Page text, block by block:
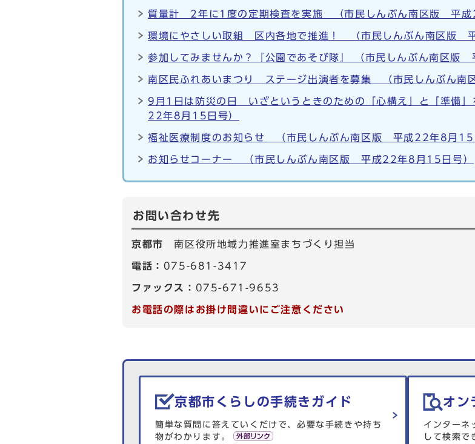
質量計 2年に1度の定期検査を実施 （市民しんぶん南区版 平成
環境にやさしい取組 区内各地で推進！ （市民しんぶん南区版
参加してみませんか？『公園であそび隊』 （市民しんぶん南区版
南区民ふれあいまつり ステージ出演者を募集 （市民しんぶん
9月1日は防災の日 いざというときのための「心構え」と「準備
22年8月15日号）
福祉医療制度のお知らせ （市民しんぶん南区版 平成22年8月15
お知らせコーナー （市民しんぶん南区版 平成22年8月15日号）
お問い合わせ先
京都市南区役所地域力推進室まちづくり担当
電話： 075-681-3417
ファックス： 075-671-9653
お電話の際はお掛け間違いにご注意ください
生活情報を探す
京都市くらしの手続きガイド
簡単な質問に答えていくだけで、必要な手続きや持ち
物がわかります。
オン
インターネ
して検索で